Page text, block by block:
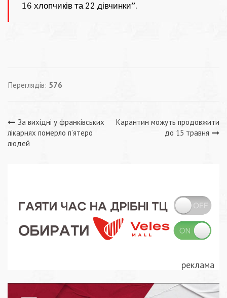
16 хлопчиків та 22 дівчинки”.
Переглядів: 576
Навігація
записів
За вихідні у франківських
лікарнях померло п’ятеро
людей
Карантин можуть продовжити
до 15 травня